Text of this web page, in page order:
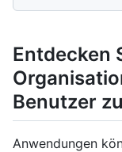
Entdecken
Benutzer
Anwendungen